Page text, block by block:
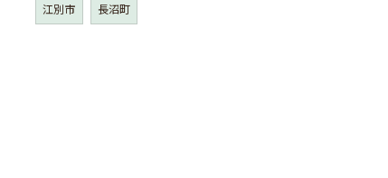
江別市 長沼町